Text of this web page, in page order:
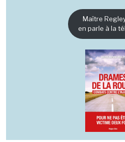
Maître
en parle à la